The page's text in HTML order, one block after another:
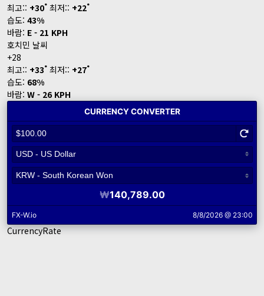
최고:: +30° 최저:: +22°
습도: 43%
바람: E - 21 KPH
호치민 날씨
+28
최고:: +33° 최저:: +27°
습도: 68%
바람: W - 26 KPH
CurrencyRate